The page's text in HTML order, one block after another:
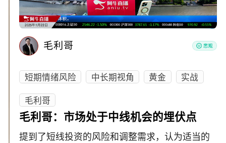
毛利哥
短期情绪风险 中长期视角 黄金
实战
毛利哥
毛利哥：市场处于中线机会的埋伏点
提到了短线投资的风险和调整需求，认为适当的